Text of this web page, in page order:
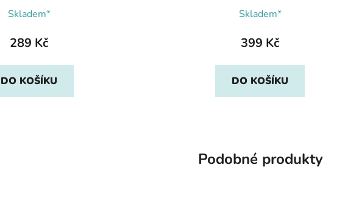
Skladem*
289 Kč
DO KOŠÍKU
Skladem*
399 Kč
DO KOŠÍKU
Podobné produkty